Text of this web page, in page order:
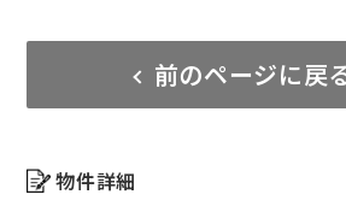
前のページに戻
物件詳細